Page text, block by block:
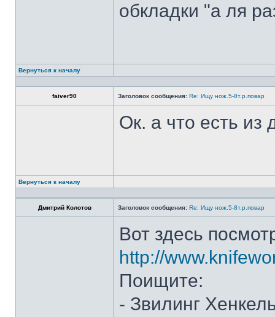
обкладки "а ля
Вернуться к началу
faiver90 Заголовок сообщения: Re: Ищу нож.5-8т.р.повар
Ок. а что есть из
Вернуться к началу
Дмитрий Колотов Заголовок сообщения: Re: Ищу нож.5-8т.р.повар
Вот здесь
http://
Поищите:
- Звилинг